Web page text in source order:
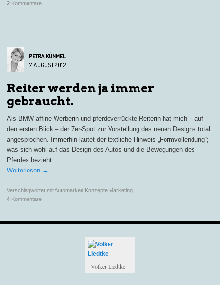
2 Kommentare
PETRA KÜMMEL
7. AUGUST 2012
Reiter werden ja immer
gebraucht.
Als BMW-affine Werberin und pferdeverrückte Reiterin hat mich – auf
den ersten Blick – der 7er-Spot zur Vorstellung des neuen Designs total
angesprochen. Immerhin lautet der textliche Hinweis „Formvollendung“;
was sich wohl auf das Design des Autos und die Bewegungen des
Pferdes bezieht.
Weiterlesen →
Verschlagwortet mitAutomarken Konzepte Marketing
4 Kommentare
Volker Liedtke